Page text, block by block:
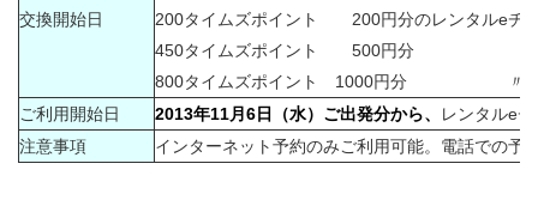
交換開始日
200タイムズポイント 200円分のレンタルeチ
450タイムズポイント 500円分 〃
800タイムズポイント 1000円分 〃
ご利用開始日
2013年11月6日（水）ご出発分から、
レンタルe
注意事項
インターネット予約のみご利用可能。電話での予